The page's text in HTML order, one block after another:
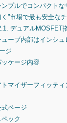
ンプルでコンパクト
く”市場で最も安全な
デュアルMOSFET
ューブ内部はインシュ
ジ
ッケージ内容
トマイザーフィッティ
式ページ
ペック